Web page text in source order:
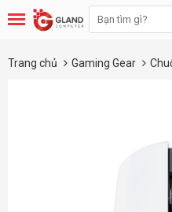
Trang chủ Gaming Gear